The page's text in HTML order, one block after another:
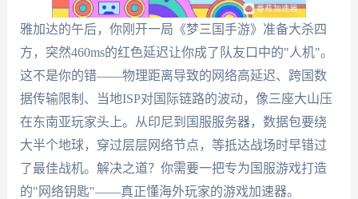
雅加达的午后，你刚开一局《梦三国手游》准备大杀四
方，突然460ms的红色延迟让你成了队友口中的"人机"。
这不是你的错——物理距离导致的网络高延迟、跨国数
据传输限制、当地ISP对国际链路的波动，像三座大山压
在东南亚玩家头上。从印尼到国服服务器，数据包要绕
大半个地球，穿过层层网络节点，等抵达战场时早错过
了最佳战机。解决之道？你需要一把专为国服游戏打造
的"网络钥匙"——真正懂海外玩家的游戏加速器。